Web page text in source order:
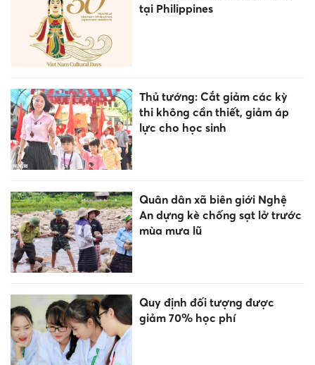
tại Philippines
Thủ tướng: Cắt giảm các kỳ
thi không cần thiết, giảm áp
lực cho học sinh
Quân dân xã biên giới Nghệ
An dựng kè chống sạt lở trước
mùa mưa lũ
Quy định đối tượng được
giảm 70% học phí